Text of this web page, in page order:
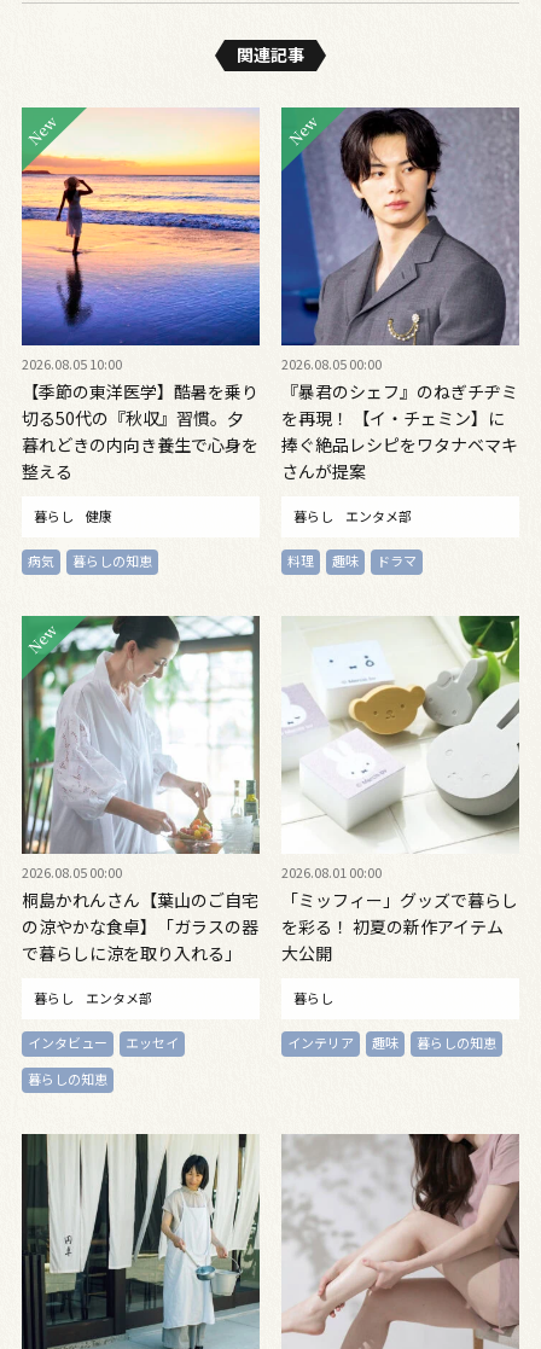
関連記事
2026.08.05 10:00
【季節の東洋医学】酷暑を乗り
切る50代の『秋収』習慣。夕
暮れどきの内向き養生で心身を
整える
暮らし 健康
病気 暮らしの知恵
2026.08.05 00:00
『暴君のシェフ』のねぎチヂミ
を再現！ 【イ・チェミン】に
捧ぐ絶品レシピをワタナベマキ
さんが提案
暮らし エンタメ部
料理 趣味 ドラマ
2026.08.05 00:00
桐島かれんさん【葉山のご自宅
の涼やかな食卓】「ガラスの器
で暮らしに涼を取り入れる」
暮らし エンタメ部
インタビュー
エッセイ
暮らしの知恵
2026.08.01 00:00
「ミッフィー」グッズで暮らし
を彩る！ 初夏の新作アイテム
大公開
暮らし
インテリア 趣味 暮らしの知恵